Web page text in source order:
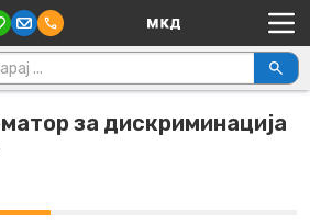
Main Navigation
за:
за дискриминација